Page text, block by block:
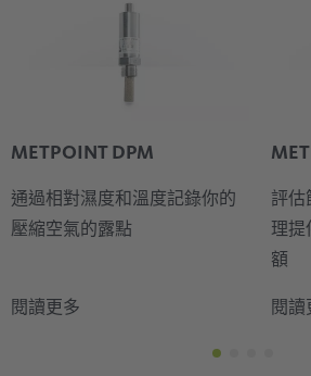
METPOINT DPM
通過相對濕度和溫度記錄你的
壓縮空氣的露點
閱讀更多
評估
理提
額
閱讀